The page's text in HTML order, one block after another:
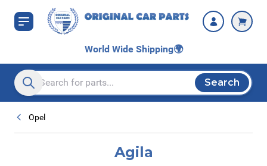
Skip to Content
World Wide Shipping🌍
Search entire store here...
Search
Opel
Agila